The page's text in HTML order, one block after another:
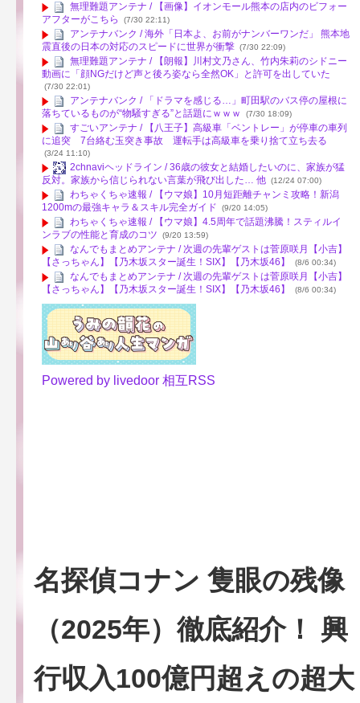
無理難題アンテナ / 【画像】イオンモール熊本の店内のビフォー
アフターがこちら
(7/30 22:11)
アンテナバンク / 海外「日本よ、お前がナンバーワンだ」 熊本地
震直後の日本の対応のスピードに世界が衝撃 (7/30 22:09)
無理難題アンテナ / 【朗報】川村文乃さん、竹内朱莉のシドニー
動画に「顔NGだけど声と後ろ姿なら全然OK」と許可を出していた
(7/30 22:01)
アンテナバンク / 「ドラマを感じる…」町田駅のバス停の屋根に
落ちているものが“物騒すぎる”と話題にｗｗｗ
(7/30 18:09)
すごいアンテナ / 【八王子】高級車「ベントレー」が停車の車列
に追突 7台絡む玉突き事故 運転手は高級車を乗り捨て立ち去る
(3/24 11:10)
2chnaviヘッドライン / 36歳の彼女と結婚したいのに、家族が猛
反対。家族から信じられない言葉が飛び出した… 他 (12/24 07:00)
わちゃくちゃ速報 / 【ウマ娘】10月短距離チャンミ攻略！新潟
1200mの最強キャラ＆スキル完全ガイド
(9/20 14:05)
わちゃくちゃ速報 / 【ウマ娘】4.5周年で話題沸騰！スティルイ
ンラブの性能と育成のコツ
(9/20 13:59)
なんでもまとめアンテナ / 次週の先輩ゲストは菅原咲月【小吉】
【さっちゃん】【乃木坂スター誕生！SIX】【乃木坂46】
(8/6 00:34)
なんでもまとめアンテナ / 次週の先輩ゲストは菅原咲月【小吉】
【さっちゃん】【乃木坂スター誕生！SIX】【乃木坂46】
(8/6 00:34)
Powered by livedoor 相互RSS
名探偵コナン 隻眼の残像
（2025年）徹底紹介！ 興
行収入100億円超えの超大